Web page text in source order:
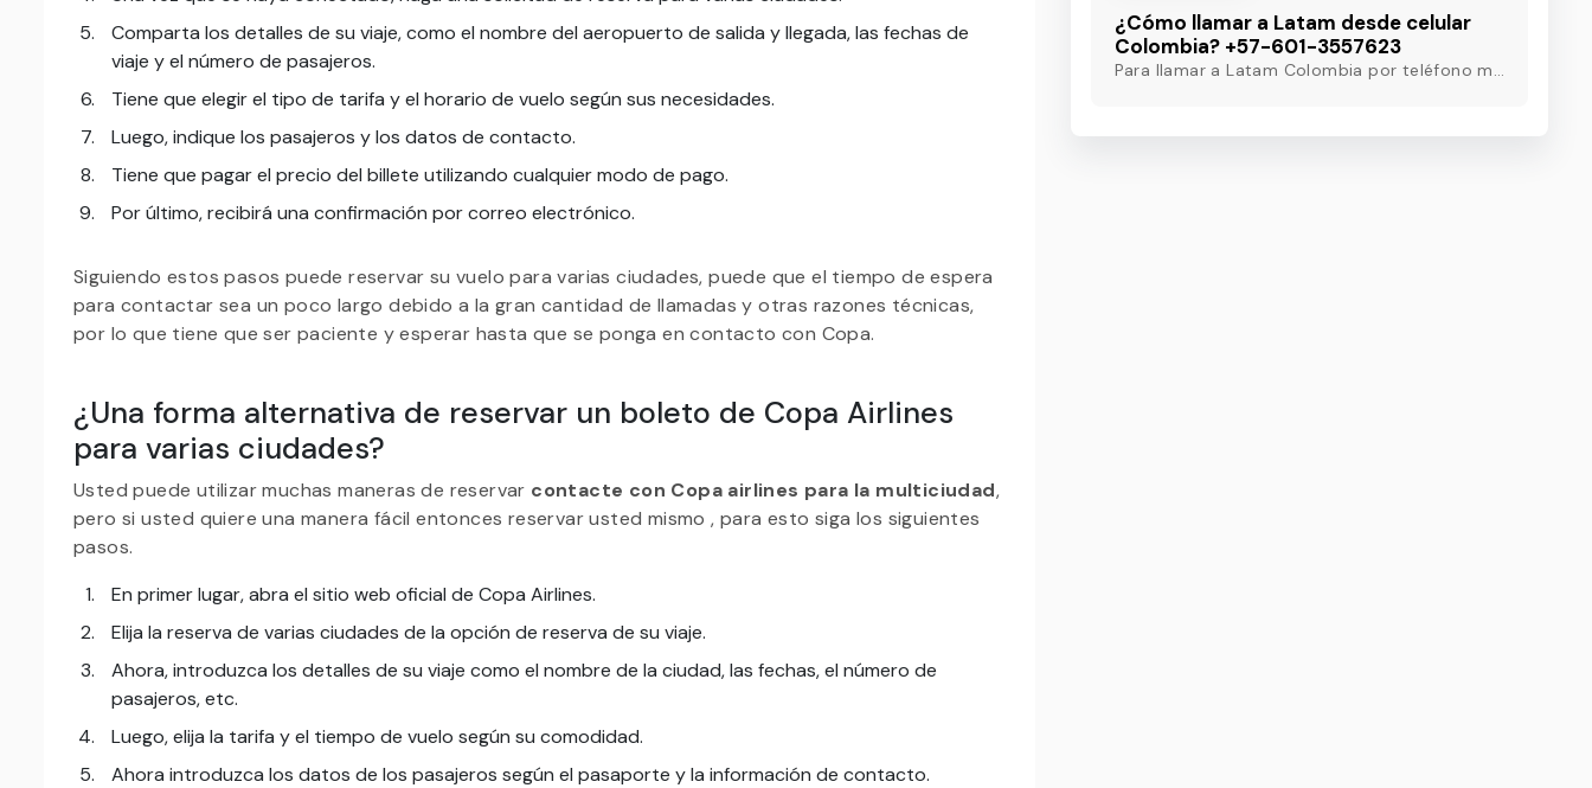
Comparta los detalles de su viaje, como el nombre del aeropuerto de salida y llegada, las fechas de
viaje y el número de pasajeros.
Tiene que elegir el tipo de tarifa y el horario de vuelo según sus necesidades.
Luego, indique los pasajeros y los datos de contacto.
Tiene que pagar el precio del billete utilizando cualquier modo de pago.
Por último, recibirá una confirmación por correo electrónico.
Siguiendo estos pasos puede reservar su vuelo para varias ciudades, puede que el tiempo de espera
para contactar sea un poco largo debido a la gran cantidad de llamadas y otras razones técnicas,
por lo que tiene que ser paciente y esperar hasta que se ponga en contacto con Copa.
¿Una forma alternativa de reservar un boleto de Copa Airlines
para varias ciudades?
Usted puede utilizar muchas maneras de reservar contacte con Copa airlines para la multiciudad,
pero si usted quiere una manera fácil entonces reservar usted mismo , para esto siga los siguientes
pasos.
En primer lugar, abra el sitio web oficial de Copa Airlines.
Elija la reserva de varias ciudades de la opción de reserva de su viaje.
Ahora, introduzca los detalles de su viaje como el nombre de la ciudad, las fechas, el número de
pasajeros, etc.
Luego, elija la tarifa y el tiempo de vuelo según su comodidad.
Ahora introduzca los datos de los pasajeros según el pasaporte y la información de contacto.
¿Cómo llamar a Latam desde celular
Colombia? +57-601-3557623
Para llamar a Latam Colombia por teléfono móvil, marque el número de teléfono de Latam Colombia o utilice otros métodos para obtener asistencia las 24 horas.